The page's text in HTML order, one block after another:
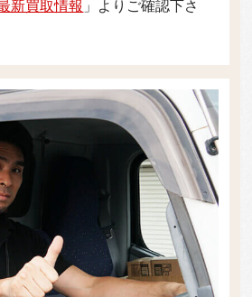
新買取情報 」よりご確認下さ